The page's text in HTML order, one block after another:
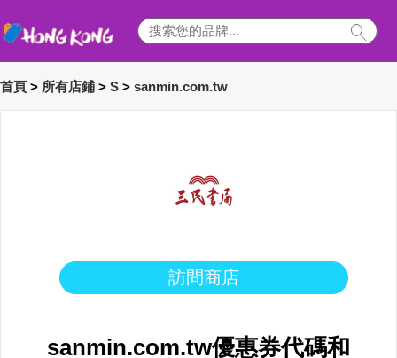
首頁 > 所有店鋪 > S > sanmin.com.tw
訪問商店
sanmin.com.tw優惠券代碼和